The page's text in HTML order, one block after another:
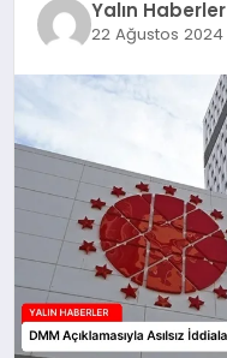
EĞİTİM
MAGAZİN
SAĞLIK
Yalın Haberler
22 Ağustos 2024